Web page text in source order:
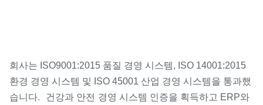
회사는 ISO9001:2015 품질 경영 시스템, ISO 14001:2015
환경 경영 시스템 및 ISO 45001 산업 경영 시스템을 통과했
습니다.
건강과 안전 경영 시스템 인증을 획득하고 ERP와